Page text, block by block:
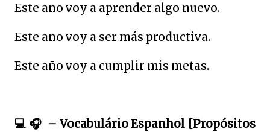
Este año voy a aprender algo nuevo.
Este año voy a ser más productiva.
Este año voy a cumplir mis metas.
💻 🎧 – Vocabulário Espanhol [Propósitos